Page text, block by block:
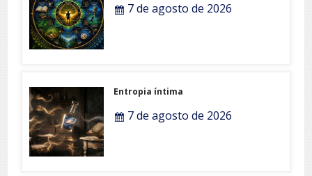
7 de agosto de 2026
Entropia íntima
7 de agosto de 2026